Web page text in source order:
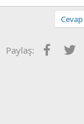
Paylaş: